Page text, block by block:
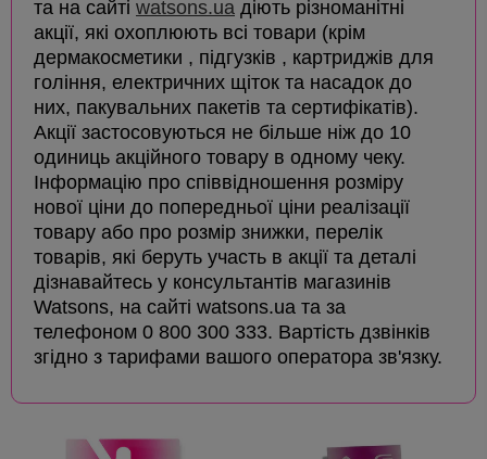
та на сайті watsons.ua діють різноманітні
акції, які охоплюють всі товари (крім
дермакосметики , підгузків , картриджів для
гоління, електричних щіток та насадок до
них, пакувальних пакетів та сертифікатів).
Акції застосовуються не більше ніж до 10
одиниць акційного товару в одному чеку.
Інформацію про співвідношення розміру
нової ціни до попередньої ціни реалізації
товару або про розмір знижки, перелік
товарів, які беруть участь в акції та деталі
дізнавайтесь у консультантів магазинів
Watsons, на сайті watsons.ua та за
телефоном 0 800 300 333. Вартість дзвінків
згідно з тарифами вашого оператора зв'язку.